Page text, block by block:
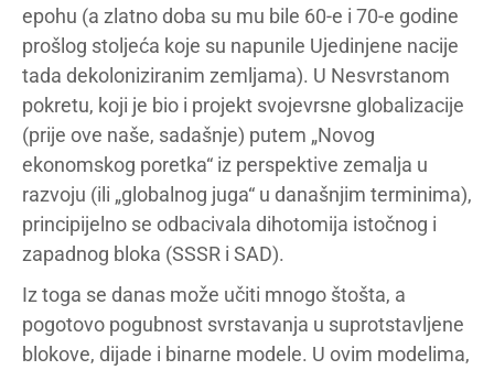
epohu (a zlatno doba su mu bile 60-e i 70-e godine
prošlog stoljeća koje su napunile Ujedinjene nacije
tada dekoloniziranim zemljama). U Nesvrstanom
pokretu, koji je bio i projekt svojevrsne globalizacije
(prije ove naše, sadašnje) putem „Novog
ekonomskog poretka“ iz perspektive zemalja u
razvoju (ili „globalnog juga“ u današnjim terminima),
principijelno se odbacivala dihotomija istočnog i
zapadnog bloka (SSSR i SAD).
Iz toga se danas može učiti mnogo štošta, a
pogotovo pogubnost svrstavanja u suprotstavljene
blokove, dijade i binarne modele. U ovim modelima,